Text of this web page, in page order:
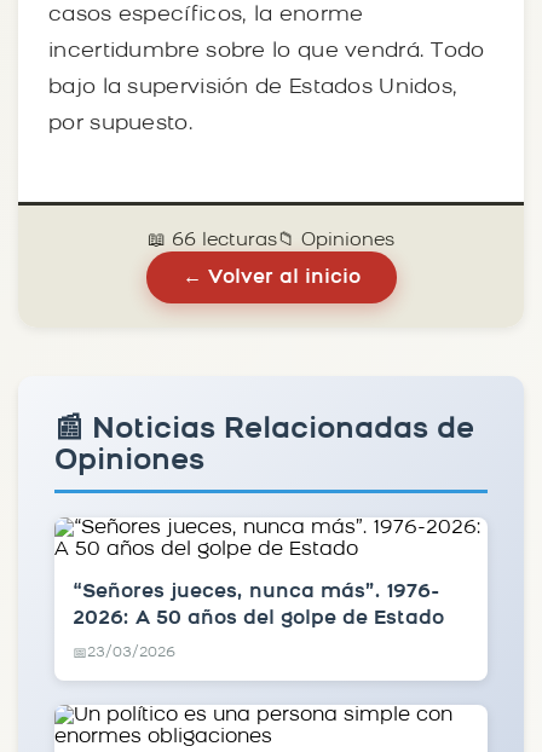
casos específicos, la enorme
incertidumbre sobre lo que vendrá. Todo
bajo la supervisión de Estados Unidos,
por supuesto.
📖 66 lecturas📁 Opiniones
← Volver al inicio
📰 Noticias Relacionadas de
Opiniones
“Señores jueces, nunca más”. 1976-
2026: A 50 años del golpe de Estado
📅23/03/2026